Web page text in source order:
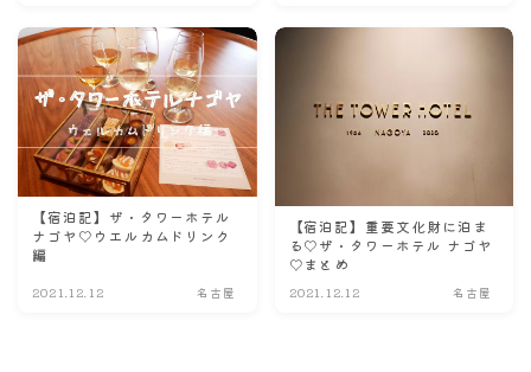
【宿泊記】ザ・タワーホテル
ナゴヤ♡ウエルカムドリンク
編
2021.12.12 名古屋
【宿泊記】重要文化財に泊ま
る♡ザ・タワーホテル ナゴヤ
♡まとめ
2021.12.12 名古屋